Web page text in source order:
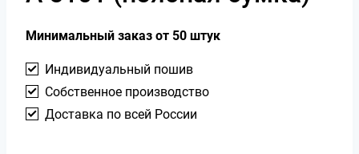
Минимальный заказ от 50 штук
Индивидуальный пошив
Собственное производство
Доставка по всей России